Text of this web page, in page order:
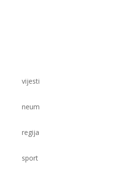
vijesti
neum
regija
sport